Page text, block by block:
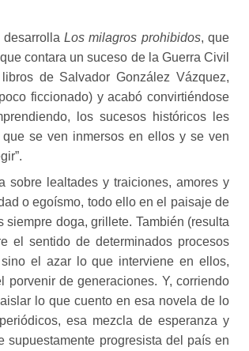
desarrollaLos milagros prohibidos, que
contara un suceso de la Guerra Civil
de Salvador González Vázquez,
ficcionado) y acabó convirtiéndose
los sucesos históricos les
se ven inmersos en ellos y se ven
sobre lealtades y traiciones, amores y
o egoísmo, todo ello en el paisaje de
siempre doga, grillete. También (resulta
el sentido de determinados procesos
el azar lo que interviene en ellos,
de generaciones. Y, corriendo
lo que cuento en esa novela de lo
esa mezcla de esperanza y
progresista del país en